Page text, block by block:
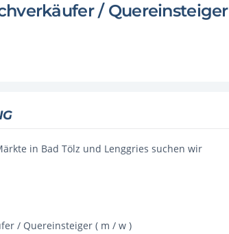
/ Quereinsteiger
in Bad Tölz und Lenggries suchen wir
/ Quereinsteiger ( m / w )